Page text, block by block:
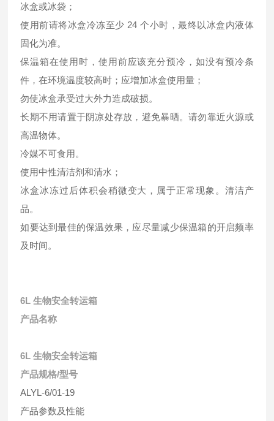
冰盒或冰袋；
使用前请将冰盒冷冻至少 24 个小时，最终以冰盒内液体
固化为准。
保温箱在使用时，使用前应该充分预冷，如没有预冷条
件，在环境温度较高时；应增加冰盒使用量；
勿使冰盒承受过大外力造成破损。
长期不用请置于阴凉处存放，避免暴晒。请勿靠近火源或
高温物体。
冷媒不可食用。
使用中性清洁剂和清水；
冰盒冰冻过后体积会稍微变大，属于正常现象。清洁产
品。
如要达到最佳的保温效果，应尽量减少保温箱的开启频率
及时间。
6L 生物安全转运箱
产品名称
6L 生物安全转运箱
产品规格/型号
ALYL-6/01-19
产品参数及性能